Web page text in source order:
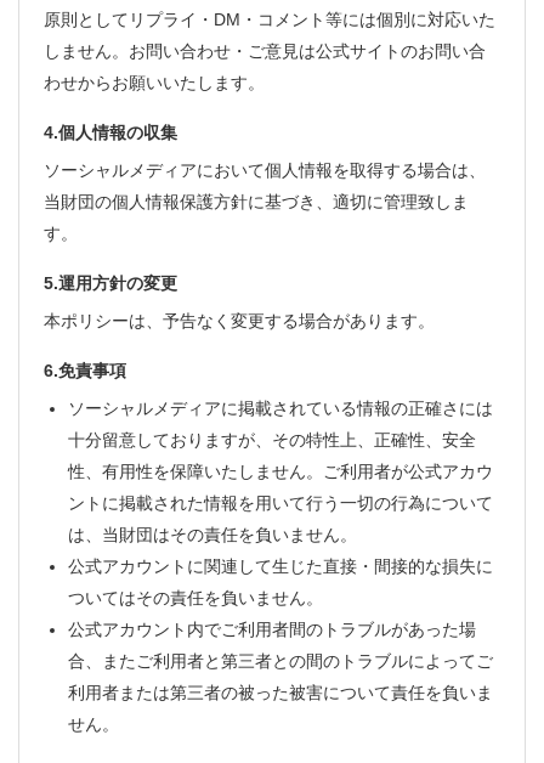
原則としてリプライ・DM・コメント等には個別に対応いた
しません。お問い合わせ・ご意見は公式サイトのお問い合
わせからお願いいたします。
4.個人情報の収集
ソーシャルメディアにおいて個人情報を取得する場合は、
当財団の個人情報保護方針に基づき、適切に管理致しま
す。
5.運用方針の変更
本ポリシーは、予告なく変更する場合があります。
6.免責事項
ソーシャルメディアに掲載されている情報の正確さには
十分留意しておりますが、その特性上、正確性、安全
性、有用性を保障いたしません。ご利用者が公式アカウ
ントに掲載された情報を用いて行う一切の行為について
は、当財団はその責任を負いません。
公式アカウントに関連して生じた直接・間接的な損失に
ついてはその責任を負いません。
公式アカウント内でご利用者間のトラブルがあった場
合、またご利用者と第三者との間のトラブルによってご
利用者または第三者の被った被害について責任を負いま
せん。